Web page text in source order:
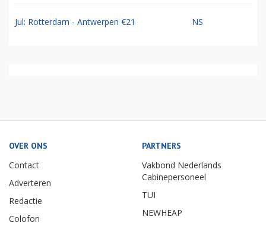
Jul: Rotterdam - Antwerpen €21 NS
OVER ONS
Contact
Adverteren
Redactie
Colofon
PARTNERS
Vakbond Nederlands
Cabinepersoneel
TUI
NEWHEAP